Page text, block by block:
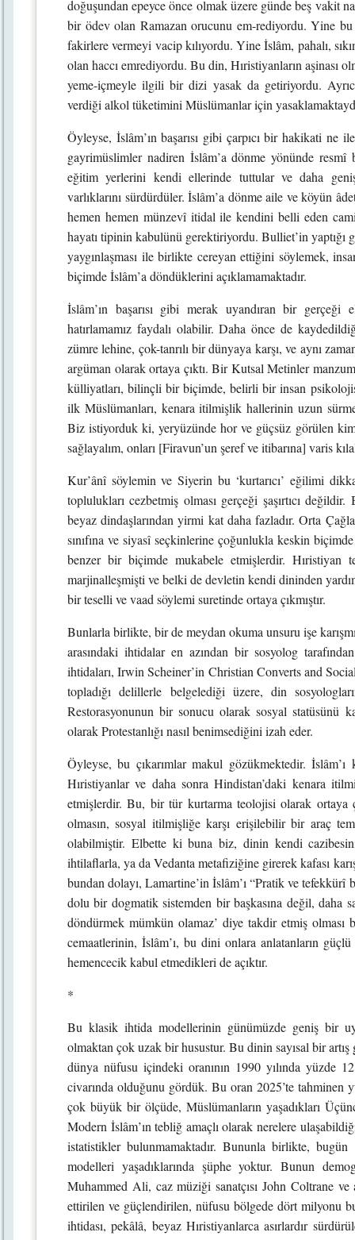
doğuşundan epeyce önce olmak üzere günde beş vakit
bir ödev olan Ramazan orucunu em-rediyordu. Yine
fakirlere vermeyi vacip kılıyordu. Yine İslâm, pahalı,
olan haccı emrediyordu. Bu din, Hıristiyanların aşinası
yeme-içmeyle ilgili bir dizi yasak da getiriyordu.
verdiği alkol tüketimini Müslümanlar için
Öyleyse, İslâm’ın başarısı gibi çarpıcı bir hakikati
gayrimüslimler nadiren İslâm’a dönme yönünde
eğitim yerlerini kendi ellerinde tuttular ve daha
varlıklarını sürdürdüler. İslâm’a dönme aile ve köyün
hemen hemen münzevî itidal ile kendini belli eden
hayatı tipinin kabulünü gerektiriyordu. Bulliet’in yaptığı
yaygınlaşması ile birlikte cereyan ettiğini söylemek,
biçimde İslâm’a döndüklerini açıklamamaktadır.
İslâm’ın başarısı gibi merak uyandıran bir
hatırlamamız faydalı olabilir. Daha önce de
zümre lehine, çok-tanrılı bir dünyaya karşı, ve aynı
argüman olarak ortaya çıktı. Bir Kutsal Metinler
külliyatları, bilinçli bir biçimde, belirli bir insan
ilk Müslümanları, kenara itilmişlik hallerinin uzun
Biz istiyorduk ki, yeryüzünde hor ve güçsüz görülen
sağlayalım, onları [Firavun’un şeref ve itibarına] varis
Kur’ânî söylemin ve Siyerin bu ‘kurtarıcı’ eğilimi
toplulukları cezbetmiş olması gerçeği şaşırtıcı
beyaz dindaşlarından yirmi kat daha fazladır. Orta
sınıfına ve siyasî seçkinlerine çoğunlukla keskin
benzer bir biçimde mukabele etmişlerdir. Hıristiyan
marjinalleşmişti ve belki de devletin kendi dininden
bir teselli ve vaad söylemi suretinde ortaya çıkmıştır.
Bunlarla birlikte, bir de meydan okuma unsuru işe
arasındaki ihtidalar en azından bir sosyolog
ihtidaları, Irwin Scheiner’in Christian Converts and
topladığı delillerle belgelediği üzere, din
Restorasyonunun bir sonucu olarak sosyal statüsünü
olarak Protestanlığı nasıl benimsediğini izah eder.
Öyleyse, bu çıkarımlar makul gözükmektedir.
Hıristiyanlar ve daha sonra Hindistan’daki kenara
etmişlerdir. Bu, bir tür kurtarma teolojisi olarak ortaya
olmasın, sosyal itilmişliğe karşı erişilebilir bir araç
olabilmiştir. Elbette ki buna biz, dinin kendi
ihtilaflarla, ya da Vedanta metafiziğine girerek kafası
bundan dolayı, Lamartine’in İslâm’ı “Pratik ve
dolu bir dogmatik sistemden bir başkasına değil,
döndürmek mümkün olamaz’ diye takdir etmiş
cemaatlerinin, İslâm’ı, bu dini onlara anlatanların
hemencecik kabul etmedikleri de açıktır.
*
Bu klasik ihtida modellerinin günümüzde geniş bir
olmaktan çok uzak bir husustur. Bu dinin sayısal bir
dünya nüfusu içindeki oranının 1990 yılında yüzde
civarında olduğunu gördük. Bu oran 2025’te tahminen
çok büyük bir ölçüde, Müslümanların yaşadıkları
Modern İslâm’ın tebliğ amaçlı olarak nerelere
istatistikler bulunmamaktadır. Bununla birlikte,
modelleri yaşadıklarında şüphe yoktur. Bunun
Muhammed Ali, caz müziği sanatçısı John Coltrane
ettirilen ve güçlendirilen, nüfusu bölgede dört milyonu
ihtidası, pekâlâ, beyaz Hıristiyanlarca asırlardır